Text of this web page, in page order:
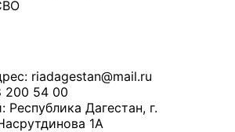
riadagestan@mail.ru
200 54 00
Дагестан, г.
1А